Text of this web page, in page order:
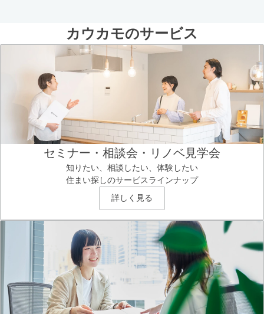
カウカモのサービス
セミナー・相談会・リノベ見学会
知りたい、相談したい、体験したい
住まい探しのサービスラインナップ
詳しく見る